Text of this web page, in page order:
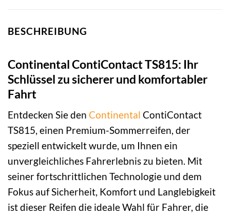
BESCHREIBUNG
Continental ContiContact TS815: Ihr
Schlüssel zu sicherer und komfortabler
Fahrt
Entdecken Sie den Continental ContiContact
TS815, einen Premium-Sommerreifen, der
speziell entwickelt wurde, um Ihnen ein
unvergleichliches Fahrerlebnis zu bieten. Mit
seiner fortschrittlichen Technologie und dem
Fokus auf Sicherheit, Komfort und Langlebigkeit
ist dieser Reifen die ideale Wahl für Fahrer, die